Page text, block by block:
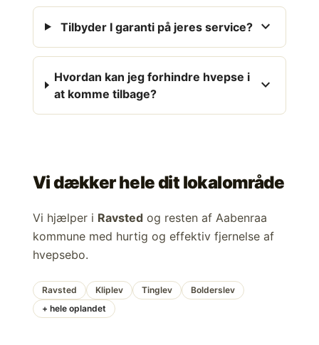
Tilbyder I garanti på jeres service? expand_more
Hvordan kan jeg forhindre hvepse i
at komme tilbage?
expand_more
Vi dækker hele dit lokalområde
Vi hjælper i Ravsted og resten af Aabenraa
kommune med hurtig og effektiv fjernelse af
hvepsebo.
Ravsted Kliplev Tinglev
Bolderslev
+ hele oplandet